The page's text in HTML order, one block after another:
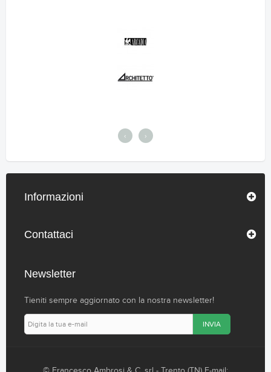
‹ ›
Informazioni
Contattaci
Newsletter
Tieniti sempre aggiornato con la nostra newsletter!
INVIA